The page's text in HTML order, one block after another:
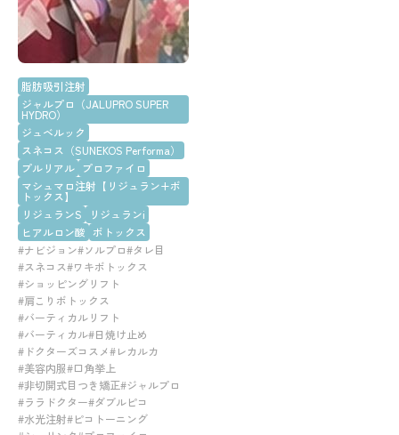
脂肪吸引注射
ジャルプロ（JALUPRO SUPER
HYDRO）
ジュベルック
スネコス（SUNEKOS Performa）
プルリアル プロファイロ
マシュマロ注射【リジュラン+ボ
トックス】
リジュランS
リジュランi
ヒアルロン酸 ボトックス
#ナビジョン#ソルプロ#タレ目
#スネコス#ワキボトックス
#ショッピングリフト
#肩こりボトックス
#バーティカルリフト
#バーティカル#日焼け止め
#ドクターズコスメ#レカルカ
#美容内服#口角挙上
#非切開式目つき矯正#ジャルプロ
#ララドクター#ダブルピコ
#水光注射#ピコトーニング